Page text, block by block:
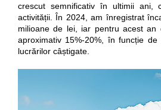
crescut semnificativ în ultimii ani,
activității. În 2024, am înregistrat
milioane de lei, iar pentru acest an
aproximativ 15%-20%, în funcție
lucrărilor câștigate.